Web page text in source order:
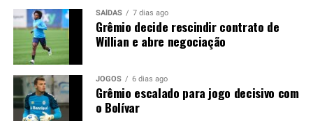
SAÍDAS 7 dias ago
Grêmio decide rescindir contrato de
Willian e abre negociação
JOGOS 6 dias ago
Grêmio escalado para jogo decisivo com
o Bolívar